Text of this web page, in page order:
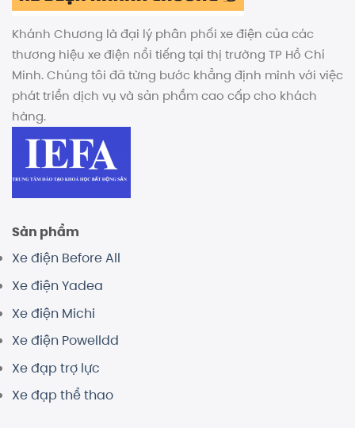
Khánh Chương là đại lý phân phối xe điện của các
thương hiệu xe điện nổi tiếng tại thị trường TP Hồ Chí
Minh. Chúng tôi đã từng bước khẳng định mình với việc
phát triển dịch vụ và sản phẩm cao cấp cho khách
hàng.
Sản phẩm
Xe điện Before All
Xe điện Yadea
Xe điện Michi
Xe điện Powelldd
Xe đạp trợ lực
Xe đạp thể thao